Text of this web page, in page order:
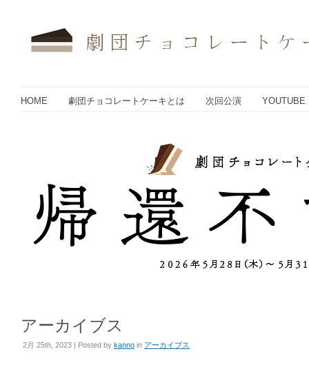
HOME 劇団チョコレートケーキとは 次回公演 YOUTUBE
アーカイブス
2月 25th, 2023 | Posted by kanno in アーカイブス